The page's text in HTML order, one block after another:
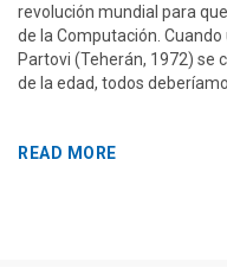
revolución mundial para
de la Computación.
Partovi (Teherán, 1972) se
de la edad, todos
READ MORE